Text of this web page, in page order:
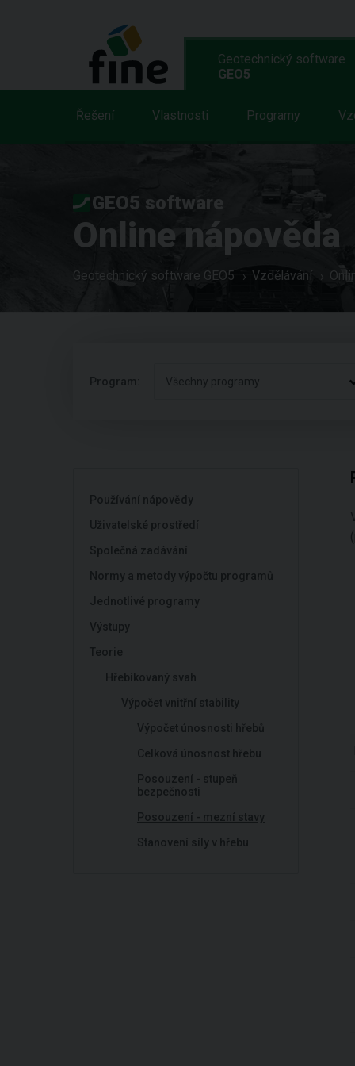
Geotechnický software
GEO5
Řešení Vlastnosti Programy
GEO5 software
Online nápověda
Geotechnický software GEO5 Vzdělávání
Program: Všechny programy
Používání nápovědy
Uživatelské prostředí
Společná zadávání
Normy a metody výpočtu programů
Jednotlivé programy
Výstupy
Teorie
Hřebíkovaný svah
Výpočet vnitřní stability
Výpočet únosnosti hřebů
Celková únosnost hřebu
Posouzení - stupeň
bezpečnosti
Posouzení - mezní stavy
Stanovení síly v hřebu